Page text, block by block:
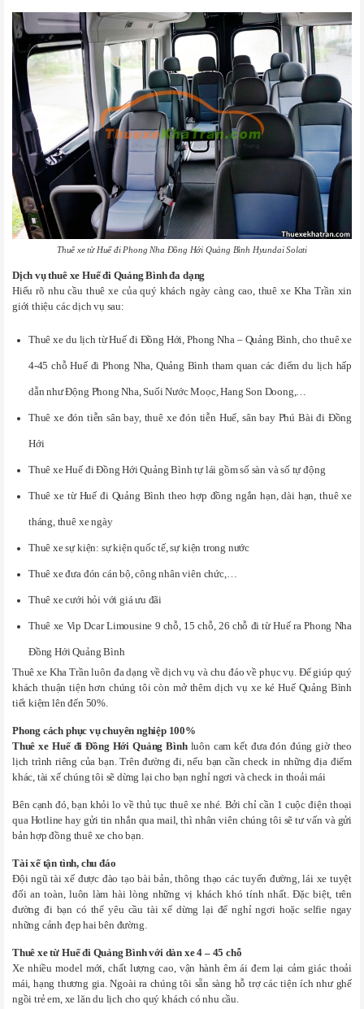
Thuê xe từ Huế đi Phong Nha Đồng Hới Quảng Bình Hyundai Solati
Dịch vụ thuê xe Huế đi Quảng Bình đa dạng
Hiểu rõ nhu cầu thuê xe của quý khách ngày càng cao, thuê xe Kha Trần xin
giới thiệu các dịch vụ sau:
Thuê xe du lịch từ Huế đi Đồng Hới, Phong Nha – Quảng Bình, cho thuê xe
4-45 chỗ Huế đi Phong Nha, Quảng Bình tham quan các điểm du lịch hấp
dẫn như Động Phong Nha, Suối Nước Moọc, Hang Son Doong,…
Thuê xe đón tiễn sân bay, thuê xe đón tiễn Huế, sân bay Phú Bài đi Đồng
Hới
Thuê xe Huế đi Đồng Hới Quảng Bình tự lái gồm số sàn và số tự động
Thuê xe từ Huế đi Quảng Bình theo hợp đồng ngắn hạn, dài hạn, thuê xe
tháng, thuê xe ngày
Thuê xe sự kiện: sự kiện quốc tế, sự kiện trong nước
Thuê xe đưa đón cán bộ, công nhân viên chức,…
Thuê xe cưới hỏi với giá ưu đãi
Thuê xe Vip Dcar Limousine 9 chỗ, 15 chỗ, 26 chỗ đi từ Huế ra Phong Nha
Đồng Hới Quảng Bình
Thuê xe Kha Trần luôn đa dạng về dịch vụ và chu đáo về phục vụ. Để giúp quý
khách thuận tiện hơn chúng tôi còn mở thêm dịch vụ xe ké Huế Quảng Bình
tiết kiệm lên đến 50%.
Phong cách phục vụ chuyên nghiệp 100%
Thuê xe Huế đi Đồng Hới Quảng Bìnhluôn cam kết đưa đón đúng giờ theo
lịch trình riêng của bạn. Trên đường đi, nếu bạn cần check in những địa điểm
khác, tài xế chúng tôi sẽ dừng lại cho bạn nghỉ ngơi và check in thoải mái
Bên cạnh đó, bạn khỏi lo về thủ tục thuê xe nhé. Bởi chỉ cần 1 cuộc điện thoại
qua Hotline hay gửi tin nhắn qua mail, thì nhân viên chúng tôi sẽ tư vấn và gửi
bản hợp đồng thuê xe cho bạn.
Tài xế tận tình, chu đáo
Đội ngũ tài xế được đào tạo bài bản, thông thạo các tuyến đường, lái xe tuyệt
đối an toàn, luôn làm hài lòng những vị khách khó tính nhất. Đặc biệt, trên
đường đi bạn có thể yêu cầu tài xế dừng lại để nghỉ ngơi hoặc selfie ngay
những cảnh đẹp hai bên đường.
Thuê xe từ Huế đi Quảng Bình với dàn xe 4 – 45 chỗ
Xe nhiều model mới, chất lượng cao, vận hành êm ái đem lại cảm giác thoải
mái, hạng thương gia. Ngoài ra chúng tôi sẵn sàng hỗ trợ các tiện ích như ghế
ngồi trẻ em, xe lăn du lịch cho quý khách có nhu cầu.